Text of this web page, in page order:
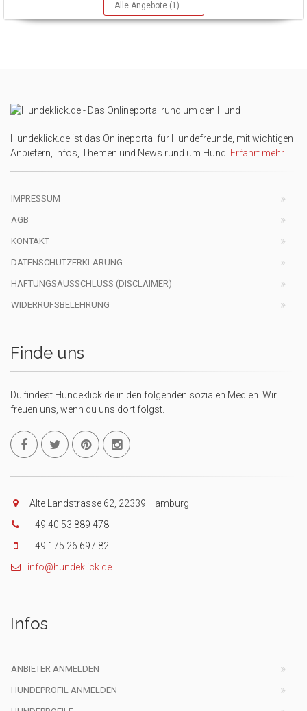
Alle Angebote (1)
Hundeklick.de ist das Onlineportal für Hundefreunde, mit wichtigen
Anbietern, Infos, Themen und News rund um Hund. Erfahrt mehr...
IMPRESSUM
AGB
KONTAKT
DATENSCHUTZERKLÄRUNG
HAFTUNGSAUSSCHLUSS (DISCLAIMER)
WIDERRUFSBELEHRUNG
Finde uns
Du findest Hundeklick.de in den folgenden sozialen Medien. Wir
freuen uns, wenn du uns dort folgst.
Alte Landstrasse 62, 22339 Hamburg
+49 40 53 889 478
+49 175 26 697 82
info@hundeklick.de
Infos
ANBIETER ANMELDEN
HUNDEPROFIL ANMELDEN